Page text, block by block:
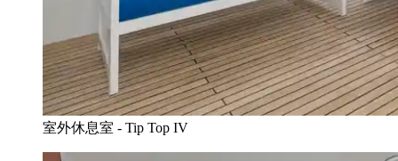
室外休息室 - Tip Top IV